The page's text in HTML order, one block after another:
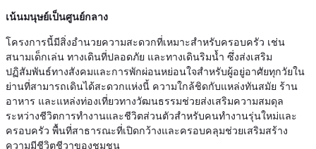
เน้นมนุษย์เป็นศูนย์กลาง
โครงการนี้มีสิ่งอำนวยความสะดวกที่เหมาะสำหรับครอบครัว เช่น
สนามเด็กเล่น ทางเดินที่ปลอดภัย และทางเดินริมน้ำ ซึ่งส่งเสริม
ปฏิสัมพันธ์ทางสังคมและการพักผ่อนหย่อนใจสำหรับผู้อยู่อาศัยทุกวัยใน
ย่านที่สามารถเดินได้สะดวกแห่งนี้ ความใกล้ชิดกับแหล่งทันสมัย ร้าน
อาหาร และแหล่งท่องเที่ยวทางวัฒนธรรมช่วยส่งเสริมความสมดุล
ระหว่างชีวิตการทำงานและชีวิตส่วนตัวสำหรับคนทำงานรุ่นใหม่และ
ครอบครัว พื้นที่สาธารณะที่เปิดกว้างและครอบคลุมช่วยเสริมสร้าง
ความมีชีวิตชีวาของชุมชน